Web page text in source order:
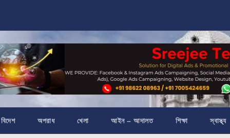
বিদেশ অপরাধ খেলা আইন – আদালত শিক্ষা স্বাস্থ্য